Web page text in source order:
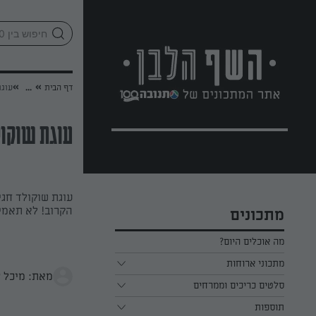
מתכונים
מה אוכלים היום?
מתכוני ארוחות
ארוחת בוקר
ארוחת צהריים
סלטים כריכים וממרחים
כל הסלטים כריכים וממרחים
תוספות
דף הבית »
...
»
עוגת
עוגת שוקולד
הקרוב! לא
מאת: מיכל